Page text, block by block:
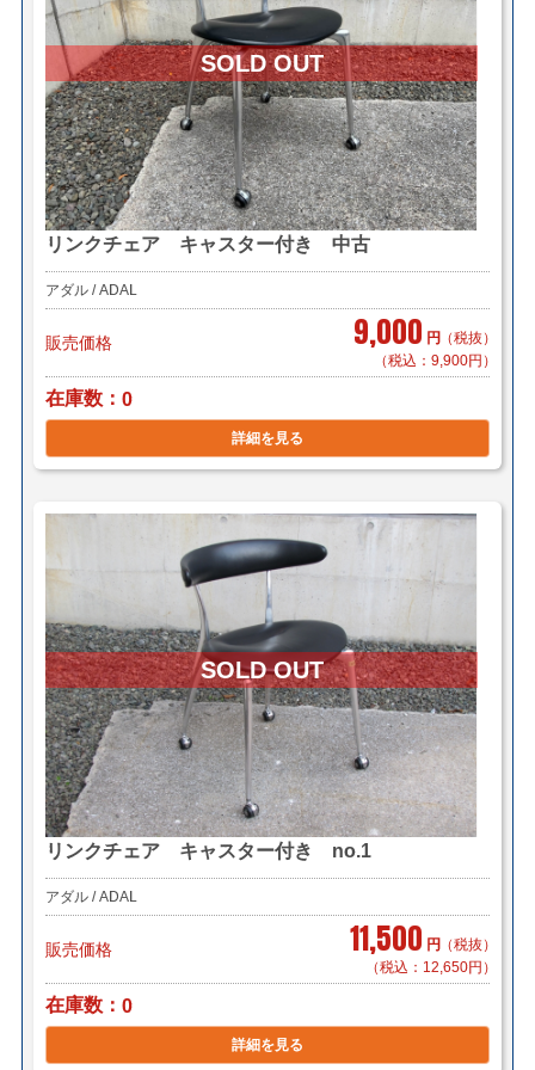
リンクチェア キャスター付き 中古
アダル / ADAL
販売価格 9,000 円 （税抜）
（税込：9,900円）
在庫数 0
詳細を見る
リンクチェア キャスター付き no.1
アダル / ADAL
販売価格 11,500 円 （税抜）
（税込：12,650円）
在庫数 0
詳細を見る